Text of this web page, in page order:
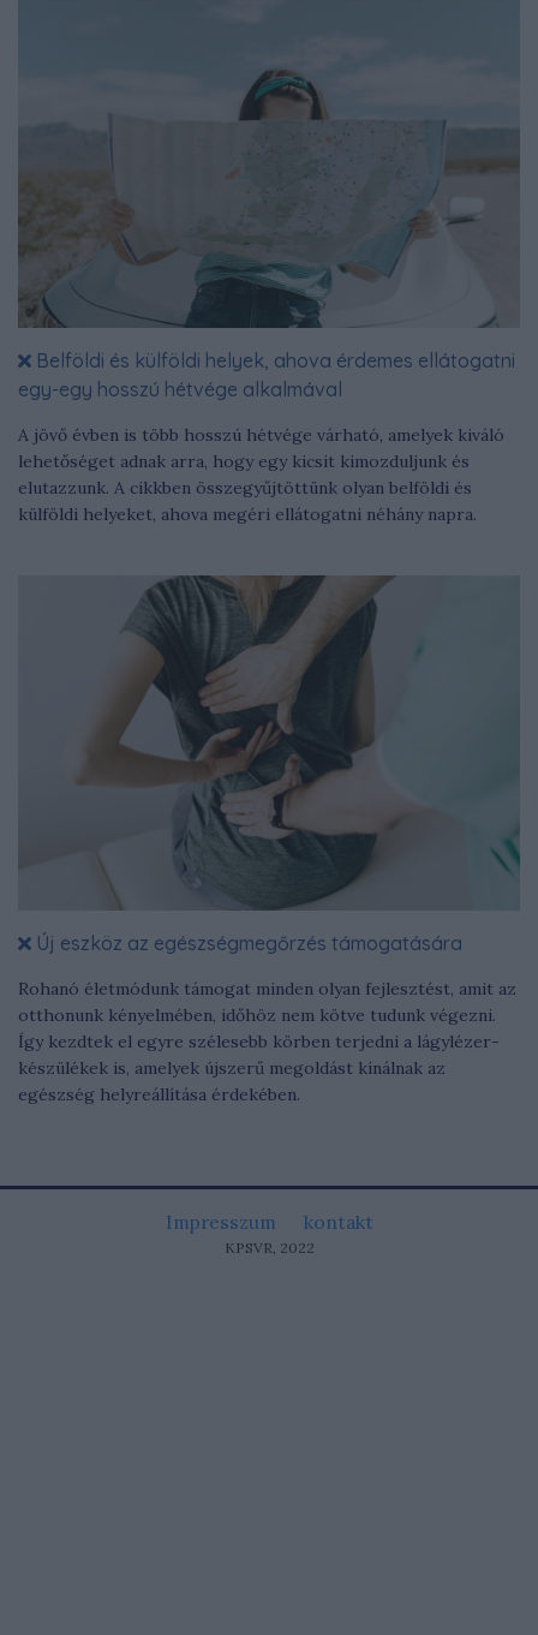
Belföldi és külföldi helyek, ahova érdemes ellátogatni
egy-egy hosszú hétvége alkalmával
A jövő évben is több hosszú hétvége várható, amelyek kiváló
lehetőséget adnak arra, hogy egy kicsit kimozduljunk és
elutazzunk. A cikkben összegyűjtöttünk olyan belföldi és
külföldi helyeket, ahova megéri ellátogatni néhány napra.
Új eszköz az egészségmegőrzés támogatására
Rohanó életmódunk támogat minden olyan fejlesztést, amit az
otthonunk kényelmében, időhöz nem kötve tudunk végezni.
Így kezdtek el egyre szélesebb körben terjedni a lágylézer-
készülékek is, amelyek újszerű megoldást kínálnak az
egészség helyreállítása érdekében.
Impresszum kontakt
KPSVR, 2022